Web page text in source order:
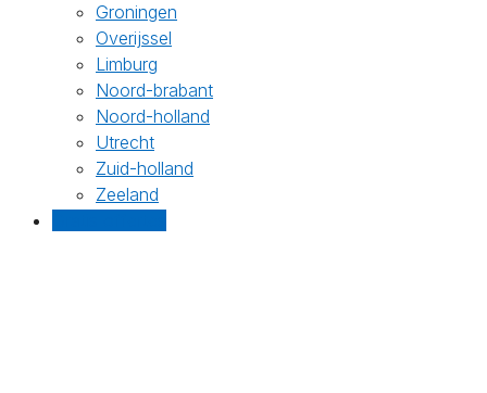
Groningen
Overijssel
Limburg
Noord-brabant
Noord-holland
Utrecht
Zuid-holland
Zeeland